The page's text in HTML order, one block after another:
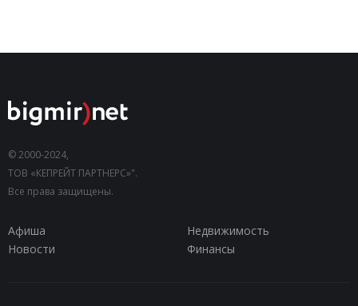
© 2000-2024,
ТОВ «КЕПРЕЙТ ПАРТНЕРС»".
Все права защищены.
Афиша
Недвижимость
Новости
Финансы